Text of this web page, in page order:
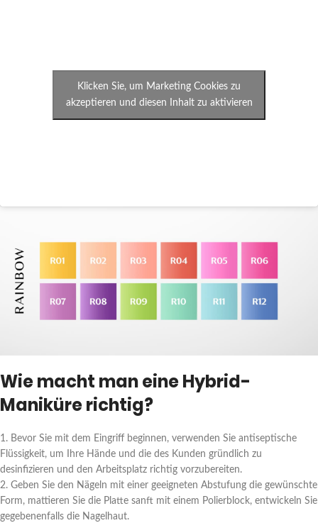
Klicken Sie, um Marketing Cookies zu
akzeptieren und diesen Inhalt zu aktivieren
Wie macht man eine Hybrid-
Maniküre richtig?
1. Bevor Sie mit dem Eingriff beginnen, verwenden Sie antiseptische
Flüssigkeit, um Ihre Hände und die des Kunden gründlich zu
desinfizieren und den Arbeitsplatz richtig vorzubereiten.
2. Geben Sie den Nägeln mit einer geeigneten Abstufung die gewünschte
Form, mattieren Sie die Platte sanft mit einem Polierblock, entwickeln Sie
gegebenenfalls die Nagelhaut.